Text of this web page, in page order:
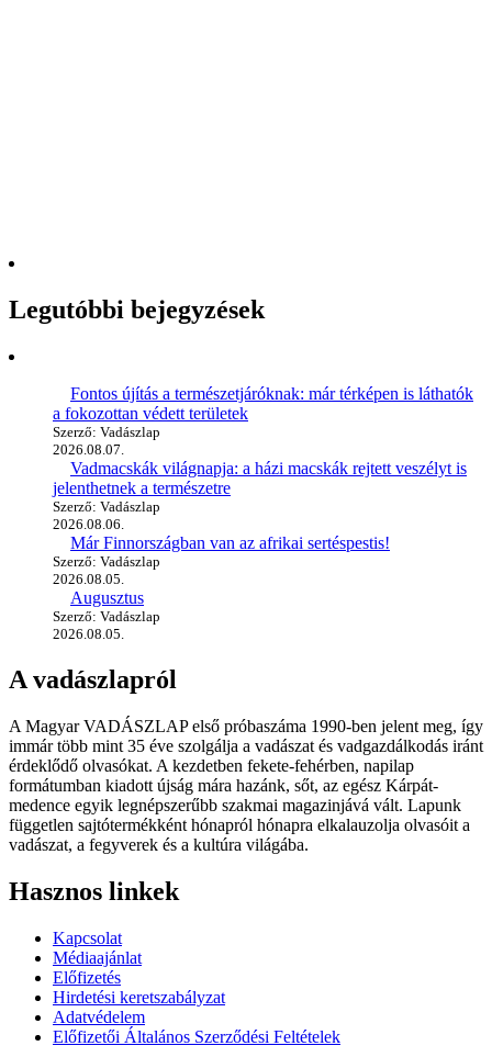
Legutóbbi bejegyzések
Fontos újítás a természetjáróknak: már térképen is láthatók
a fokozottan védett területek
Szerző: Vadászlap
2026.08.07.
Vadmacskák világnapja: a házi macskák rejtett veszélyt is
jelenthetnek a természetre
Szerző: Vadászlap
2026.08.06.
Már Finnországban van az afrikai sertéspestis!
Szerző: Vadászlap
2026.08.05.
Augusztus
Szerző: Vadászlap
2026.08.05.
A vadászlapról
A Magyar VADÁSZLAP első próbaszáma 1990-ben jelent meg, így
immár több mint 35 éve szolgálja a vadászat és vadgazdálkodás iránt
érdeklődő olvasókat. A kezdetben fekete-fehérben, napilap
formátumban kiadott újság mára hazánk, sőt, az egész Kárpát-
medence egyik legnépszerűbb szakmai magazinjává vált. Lapunk
független sajtótermékként hónapról hónapra elkalauzolja olvasóit a
vadászat, a fegyverek és a kultúra világába.
Hasznos linkek
Kapcsolat
Médiaajánlat
Előfizetés
Hirdetési keretszabályzat
Adatvédelem
Előfizetői Általános Szerződési Feltételek